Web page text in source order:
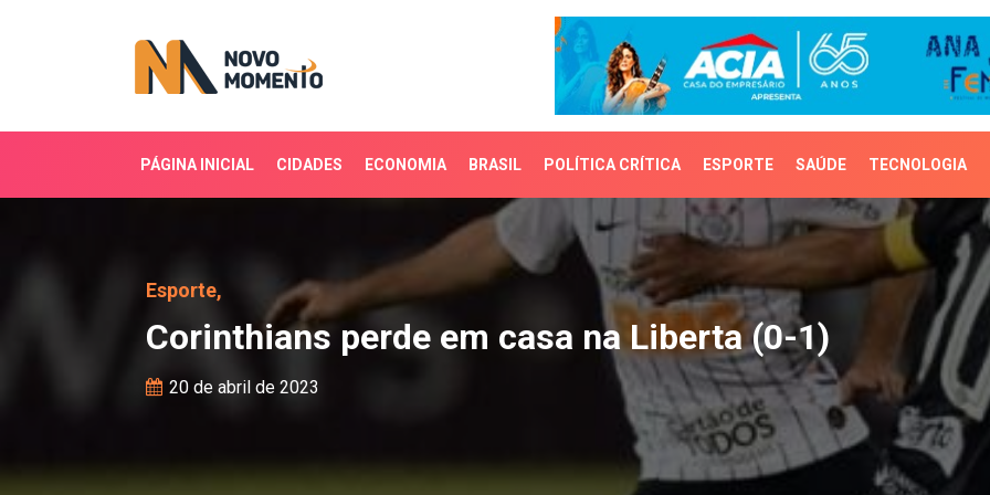
PÁGINA INICIAL CIDADES ECONOMIA BRASIL POLÍTICA CRÍTICA ESPORTE SAÚDE TECNOLOGIA
Corinthians perde em casa na Liberta (0-1)
Esporte,
Corinthians perde em casa na Liberta (0-1)
20 de abril de 2023